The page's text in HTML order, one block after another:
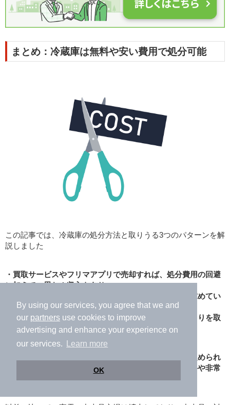
By using our services, you agree that we and
our partners use cookies to improve
advertising and enhance your experience on
our services.
Learn more
OK
まとめ：冷蔵庫は無料や安い費用で処分可能
この記事では、冷蔵庫の処分方法と取りうる3つのパターンを解
説しました
・買取サービスやフリマアプリで売却すれば、処分費用の回避
に加えて、思わぬ収入もあり
・周りの人や地元の掲示板サイトを経由して冷蔵庫を求めてい
る人に譲渡すれば、処分費用は不要
・業者に引き取ってもらうならば、複数業者から見積もりを取
って、可能な限り安価方法を選択
冷蔵庫は、売却や譲渡できれば、家電リサイクル法で定められ
たリサイクル料金の支払は不要になり、処分費用を無料や非常
に安くできます。